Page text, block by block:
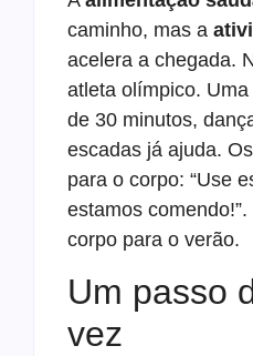
caminho, mas a
acelera a chegada.
atleta olímpico.
de 30 minutos,
escadas já ajuda. Os
para o corpo: “Use
estamos
corpo para o verão.
Um passo
vez